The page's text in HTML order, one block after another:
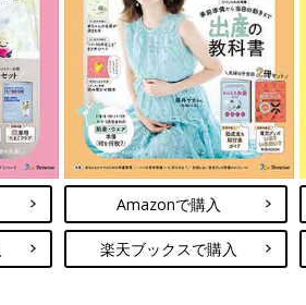
Amazonで購入
楽天ブックスで購入